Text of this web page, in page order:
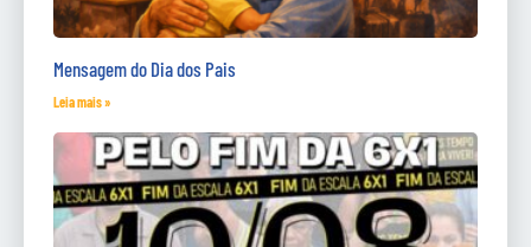
Mensagem do Dia dos Pais
Leia mais »